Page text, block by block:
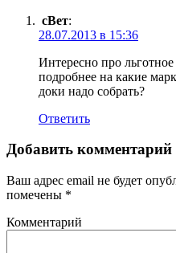
сВет:
28.07.2013 в 15:36
Интересно про
подробнее на какие
доки надо собрать?
Ответить
Добавить комментарий
Ваш адрес email не будет
помечены *
Комментарий